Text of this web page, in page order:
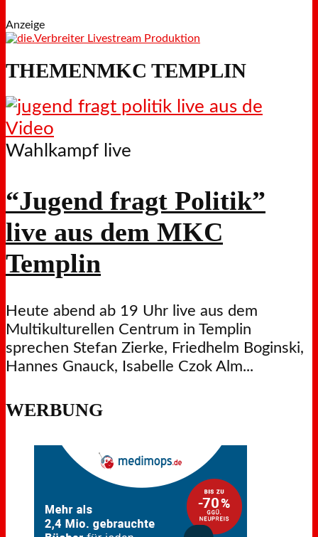
Anzeige
THEMENMKC TEMPLIN
Video
Wahlkampf live
“Jugend fragt Politik”
live aus dem MKC
Templin
Heute abend ab 19 Uhr live aus dem
Multikulturellen Centrum in Templin
sprechen Stefan Zierke, Friedhelm Boginski,
Hannes Gnauck, Isabelle Czok Alm...
WERBUNG